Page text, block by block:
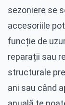
sezoniere se
accesoriile
funcție de
reparații sau
structurale
ani sau când